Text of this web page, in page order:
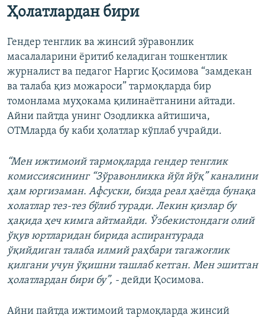
Ҳолатлардан бири
Гендер тенглик ва жинсий зўравонлик
масалаларини ёритиб келадиган тошкентлик
журналист ва педагог Наргис Қосимова “замдекан
ва талаба қиз можароси” тармоқларда бир
томонлама муҳокама қилинаётганини айтади.
Айни пайтда унинг Озодликка айтишича,
ОТМларда бу каби ҳолатлар кўплаб учрайди.
“Мен ижтимоий тармоқларда гендер тенглик
комиссиясининг “Зўравонликка йўл йўқ” каналини
ҳам юргизаман. Афсуски, бизда реал ҳаётда бунақа
холатлар тез-тез бўлиб туради. Лекин қизлар бу
ҳақида ҳеч кимга айтмайди. Ўзбекистондаги олий
ўқув юртларидан бирида аспирантурада
ўқийдиган талаба илмий раҳбари тагажоғлик
қилгани учун ўқишни ташлаб кетган. Мен эшитган
ҳолатлардан бири бу”, - дейди Қосимова.
Айни пайтда ижтимоий тармоқларда жинсий